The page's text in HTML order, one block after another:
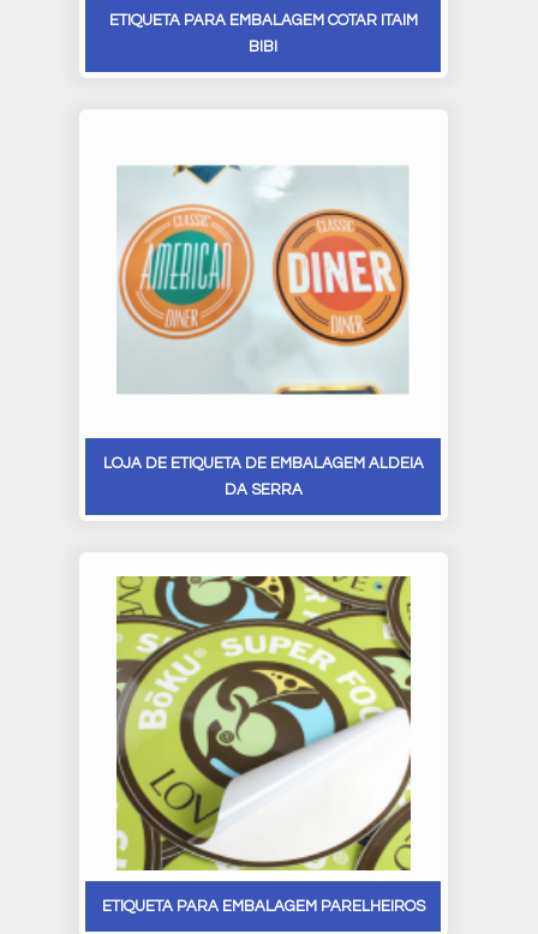
ETIQUETA PARA EMBALAGEM COTAR ITAIM
BIBI
LOJA DE ETIQUETA DE EMBALAGEM ALDEIA
DA SERRA
ETIQUETA PARA EMBALAGEM PARELHEIROS